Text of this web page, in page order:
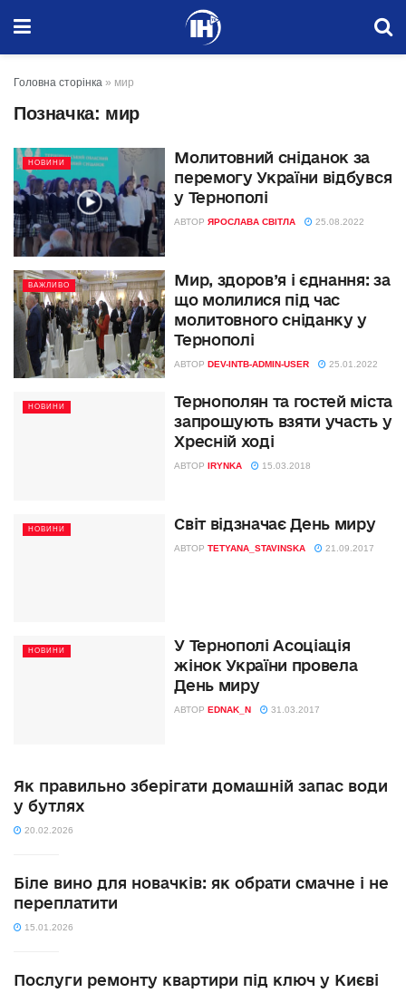
Головна сторінка » мир
Позначка: мир
НОВИНИ
Молитовний сніданок за
перемогу України відбувся
у Тернополі
АВТОР ЯРОСЛАВА СВІТЛА 25.08.2022
ВАЖЛИВО
Мир, здоров’я і єднання: за
що молилися під час
молитовного сніданку у
Тернополі
АВТОР DEV-INTB-ADMIN-USER 25.01.2022
НОВИНИ
Тернополян та гостей міста
запрошують взяти участь у
Хресній ході
АВТОР IRYNKA 15.03.2018
НОВИНИ Світ відзначає День миру
АВТОР TETYANA_STAVINSKA 21.09.2017
НОВИНИ
У Тернополі Асоціація
жінок України провела
День миру
АВТОР EDNAK_N 31.03.2017
Як правильно зберігати домашній запас води
у бутлях
20.02.2026
Біле вино для новачків: як обрати смачне і не
переплатити
15.01.2026
Послуги ремонту квартири під ключ у Києві